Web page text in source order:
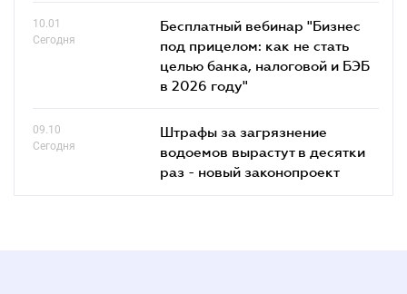
10.01
Сегодня
Бесплатный вебинар "Бизнес
под прицелом: как не стать
целью банка, налоговой и БЭБ
в 2026 году"
09.10
Сегодня
Штрафы за загрязнение
водоемов вырастут в десятки
раз - новый законопроект